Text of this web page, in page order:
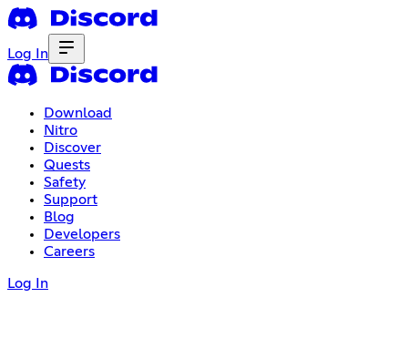
Log In
Download
Nitro
Discover
Quests
Safety
Support
Blog
Developers
Careers
Log In